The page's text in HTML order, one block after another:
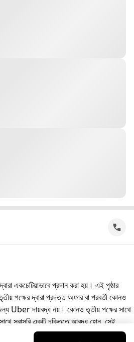
একচেটিয়াভাবে প্রদান করা হয়। এই পৃষ্ঠার
পক্ষের দ্বারা প্রদত্ত অফার বা পরবর্তী কোনও
Uber দায়বদ্ধ নয়। কোনও তৃতীয় পক্ষের সাথে
সরাসরি একটি চুক্তিতে আবদ্ধ হোন, সেই
জন্য, অনুগ্রহ করে সরাসরি তৃতীয় পক্ষের